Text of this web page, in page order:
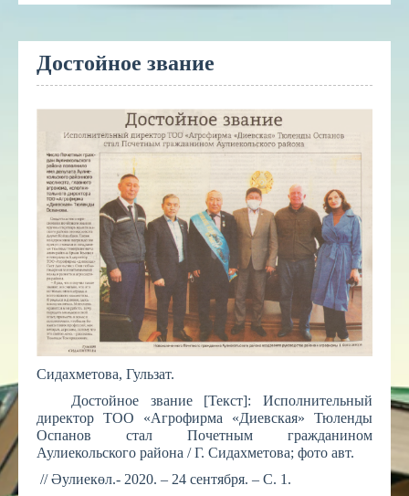
Достойное звание
Сидахметова, Гульзат.
Достойное звание [Текст]: Исполнительный
директор ТОО «Агрофирма «Диевская» Тюленды
Оспанов стал Почетным гражданином
Аулиекольского района / Г. Сидахметова; фото авт.
// Әулиекөл.- 2020. – 24 сентября. – С. 1.